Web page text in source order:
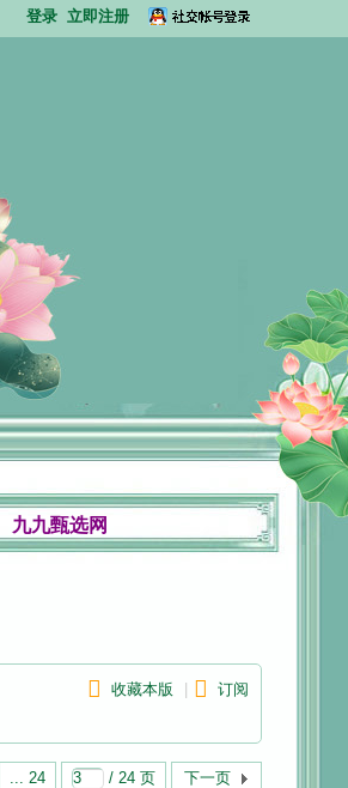
登录 立即注册
九九甄选网
收藏本版 订阅
... 24 / 24 页 下一页